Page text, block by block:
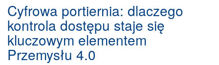
Cyfrowa portiernia: dlaczego
kontrola dostępu staje się
kluczowym elementem
Przemysłu 4.0